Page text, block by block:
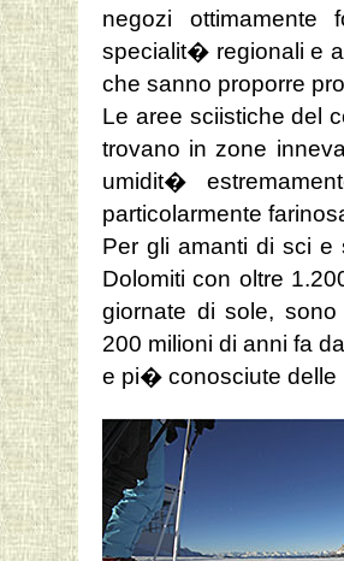
negozi
specialit� regionali e
che sanno proporre
Le aree sciistiche del
trovano in zone
umidit�
particolarmente
Per gli amanti di sci e
Dolomiti con oltre
giornate di sole,
200 milioni di anni fa
e pi� conosciute delle